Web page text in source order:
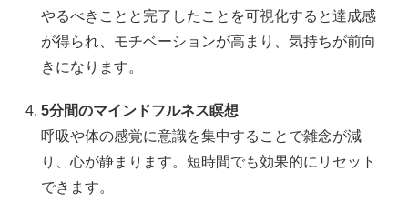
やるべきことと完了したことを可視化すると達成感
が得られ、モチベーションが高まり、気持ちが前向
きになります。
5分間のマインドフルネス瞑想
呼吸や体の感覚に意識を集中することで雑念が減
り、心が静まります。短時間でも効果的にリセット
できます。